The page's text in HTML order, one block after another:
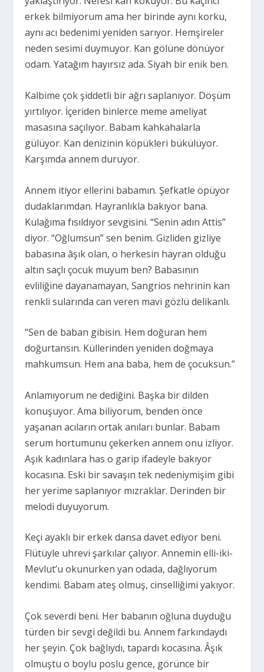
erkek bilmiyorum ama her birinde aynı korku,
aynı acı bedenimi yeniden sarıyor. Hemşireler
neden sesimi duymuyor. Kan gölüne dönüyor
odam. Yatağım hayırsız ada. Siyah bir enik ben.
Kalbime çok şiddetli bir ağrı saplanıyor. Döşüm
yırtılıyor. İçeriden binlerce meme ameliyat
masasına saçılıyor. Babam kahkahalarla
gülüyor. Kan denizinin köpükleri bükülüyor.
Karşımda annem duruyor.
Annem itiyor ellerini babamın. Şefkatle öpüyor
dudaklarımdan. Hayranlıkla bakıyor bana.
Kulağıma fısıldıyor sevgisini. “Senin adın Attis”
diyor. “Oğlumsun” sen benim. Gizliden gizliye
babasına âşık olan, o herkesin hayran olduğu
altın saçlı çocuk muyum ben? Babasının
evliliğine dayanamayan, Sangrios nehrinin kan
renkli sularında can veren mavi gözlü delikanlı.
“Sen de baban gibisin. Hem doğuran hem
doğurtansın. Küllerinden yeniden doğmaya
mahkumsun. Hem ana baba, hem de çocuksun.”
Anlamıyorum ne dediğini. Başka bir dilden
konuşuyor. Ama biliyorum, benden önce
yaşanan acıların ortak anıları bunlar. Babam
serum hortumunu çekerken annem onu izliyor.
Aşık kadınlara has o garip ifadeyle bakıyor
kocasına. Eski bir savaşın tek nedeniymişim gibi
her yerime saplanıyor mızraklar. Derinden bir
melodi duyuyorum.
Keçi ayaklı bir erkek dansa davet ediyor beni.
Flütüyle uhrevi şarkılar çalıyor. Annemin elli-iki-
Mevlut’u okunurken yan odada, dağlıyorum
kendimi. Babam ateş olmuş, cinselliğimi yakıyor.
Çok severdi beni. Her babanın oğluna duyduğu
türden bir sevgi değildi bu. Annem farkındaydı
her şeyin. Çok bağlıydı, tapardı kocasına. Âşık
olmuştu o boylu poslu gence, görünce bir